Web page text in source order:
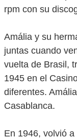
rpm con su
Amália y su
juntas cuando
vuelta de Brasil,
1945 en el
diferentes.
Casablanca.
En 1946, volvió